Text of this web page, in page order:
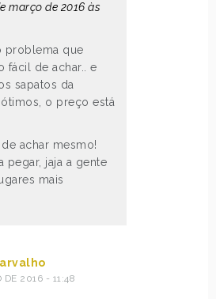
março de 2016 às
problema que
fácil de achar.. e
sapatos da
o preço está
achar mesmo!
pegar, jaja a gente
mais
DE 2016 - 11:48